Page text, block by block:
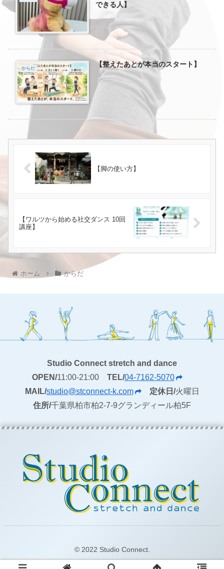
できる人】
からだ 【整えたあとが本当のスタート】
【脚の使い方】
【ワルツから始める社交ダンス 10回
講座】
ホーム からだ
Studio Connect stretch and dance
OPEN/11:00-21:00 TEL/04-7162-5070
MAIL/studio@stconnect-k.com 定休日/火曜日
住所/千葉県柏市柏2-7-9グランディール柏5F
© 2022 Studio Connect.